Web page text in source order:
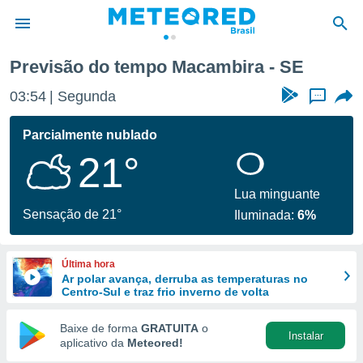
da
fornecidas
a este
das
e
forma
digital
Previsão do tempo Macambira - SE
03:54 Segunda ...
Parcialmente nublado
21°
Sensação de 21°
Lua minguante
Iluminada:6%
Última hora
Ar polar avança, derruba as temperaturas no
Centro-Sul e traz frio inverno de volta
Baixe de forma GRATUITA o
aplicativo da Meteored!
Instalar